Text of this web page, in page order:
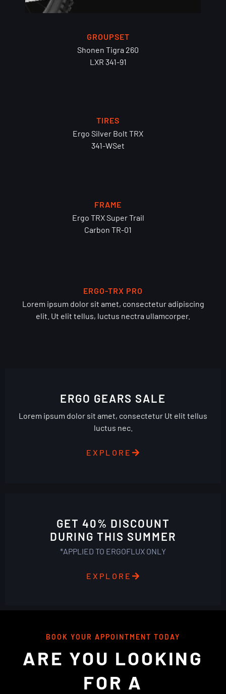
GROUPSET
Shonen Tigra 260
LXR 341-91
TIRES
Ergo Silver Bolt TRX
341-WSet
FRAME
Ergo TRX Super Trail
Carbon TR-01
ERGO-TRX PRO
Lorem ipsum dolor sit amet, consectetur adipiscing
elit. Ut elit tellus, luctus nectra ullamcorper.
ERGO GEARS SALE
Lorem ipsum dolor sit amet, consectetur Ut elit tellus
luctus nec.
EXPLORE
GET 40% DISCOUNT
DURING THIS SUMMER
*APPLIED TO ERGOFLUX ONLY
EXPLORE
BOOK YOUR APPOINTMENT TODAY
ARE YOU LOOKING
FOR A